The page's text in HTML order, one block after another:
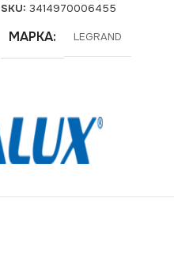
SKU: 3414970006455
МАРКА LEGRAND